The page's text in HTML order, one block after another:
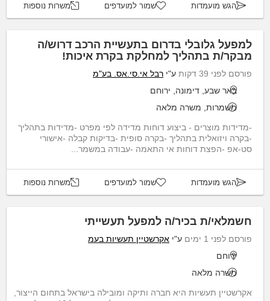
הגש מועמדות שמור למועדפים משרות נוספות
למפעל גלובלי בדרום בתעשיית הרכב דרוש/ה
מבקר/ת בתהליך למחלקת בקרת איכות!
פורסם לפני 39 דקות ע"י רבל אי.סי.אס. בע"מ
באר שבע, דימונה, ירוחם
משמרות, משרה מלאה
-מדידות מוצרים - ביצוע דוחות מדידה לפי מפרט -מדידות בתהליך
-בקרה ויזואלית בתהליך -בקרה סופית -בדיקות קבלה -אישורי
סט-אפ -הפצת דוחות אי התאמה -עבודה במשמר...
הגש מועמדות שמור למועדפים משרות נוספות
חשמלאי/ת בכיר/ה למפעל תעשייתי
פורסם לפני 1 ימים ע"י אקרשטיין תעשיות בעמ
ירוחם
משרה מלאה
אקרשטיין תעשיות היא חברה ותיקה ומובילה בישראל בתחום הייצור,